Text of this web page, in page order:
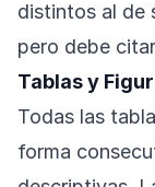
distintos al de
pero debe
Tablas y
Todas las
forma